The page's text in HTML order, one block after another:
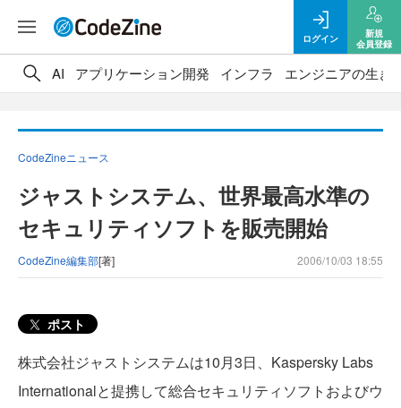
ログイン
新規
会員登録
AI アプリケーション開発 インフラ エンジニアの生き
CodeZineニュース
ジャストシステム、世界最高水準の
セキュリティソフトを販売開始
CodeZine編集部[著] 2006/10/03 18:55
ポスト
株式会社ジャストシステムは10月3日、Kaspersky Labs
Internationalと提携して総合セキュリティソフトおよびウ